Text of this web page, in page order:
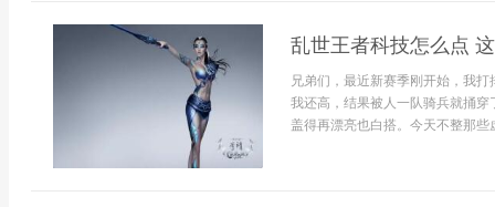
乱世王者科技怎么点
兄弟们，最近新赛季刚开始，我
我还高，结果被人一队骑兵就捅
盖得再漂亮也白搭。今天不整那些